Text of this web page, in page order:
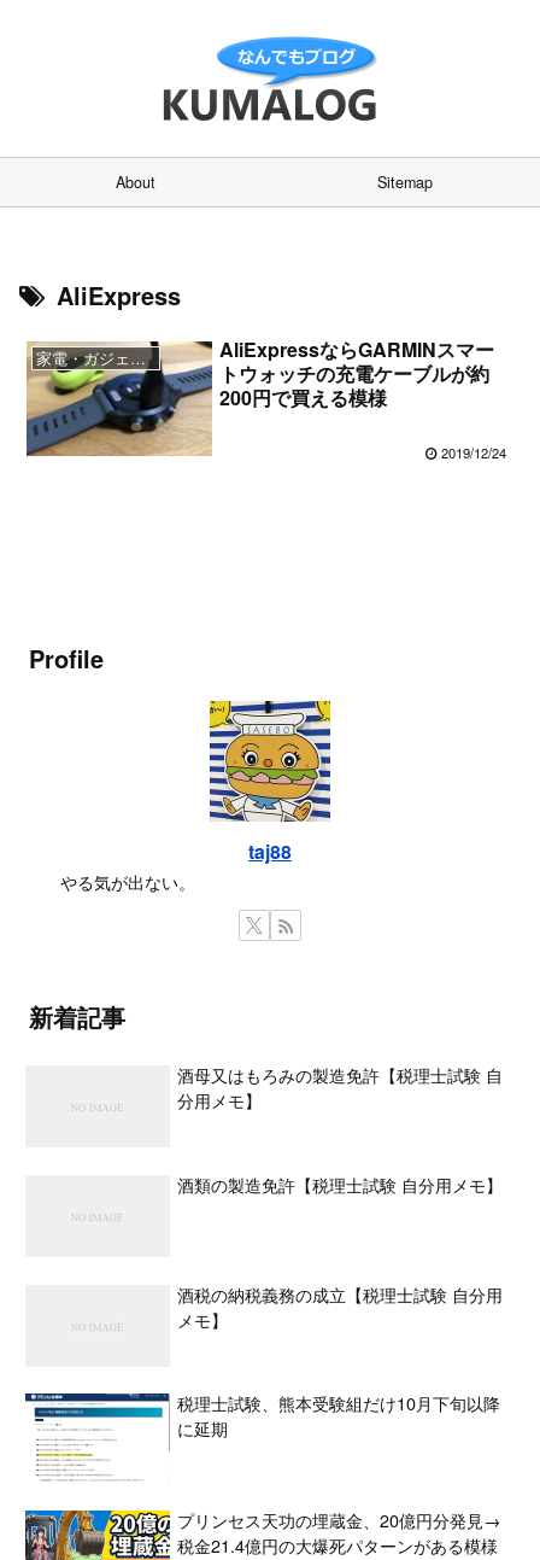
About Sitemap
AliExpress
家電・ガジェット
AliExpressならGARMINスマー
トウォッチの充電ケーブルが約
200円で買える模様
2019/12/24
Profile
taj88
やる気が出ない。
新着記事
酒母又はもろみの製造免許【税理士試験 自
分用メモ】
酒類の製造免許【税理士試験 自分用メモ】
酒税の納税義務の成立【税理士試験 自分用
メモ】
税理士試験、熊本受験組だけ10月下旬以降
に延期
プリンセス天功の埋蔵金、20億円分発見→
税金21.4億円の大爆死パターンがある模様